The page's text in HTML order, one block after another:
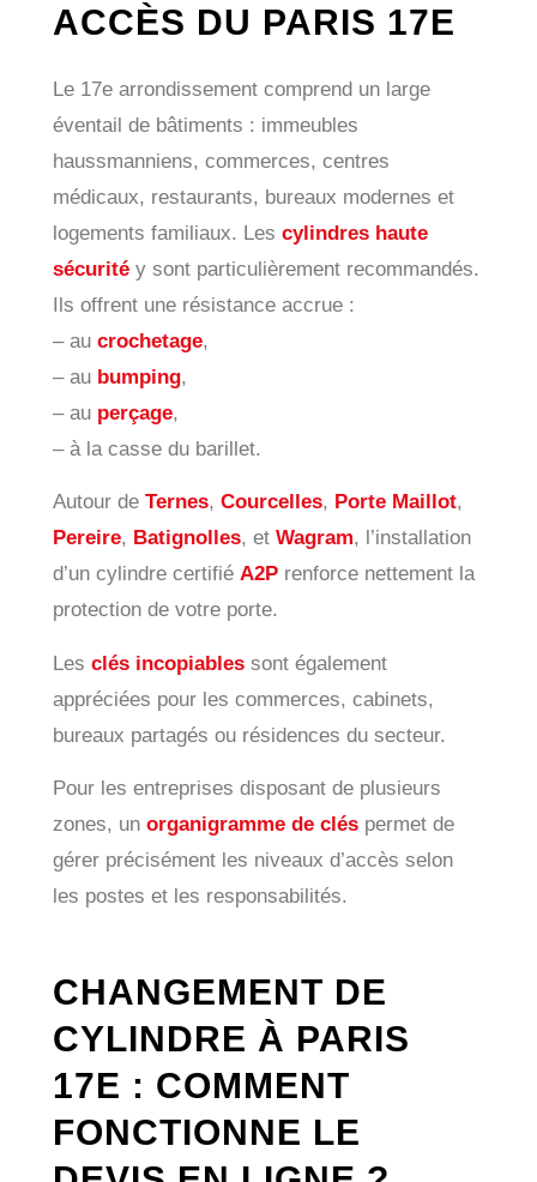
ACCÈS DU PARIS 17E
Le 17e arrondissement comprend un large
éventail de bâtiments : immeubles
haussmanniens, commerces, centres
médicaux, restaurants, bureaux modernes et
logements familiaux. Les cylindres haute
sécuritéy sont particulièrement recommandés.
Ils offrent une résistance accrue :
– au crochetage,
– au bumping,
– au perçage,
– à la casse du barillet.
Autour de Ternes, Courcelles, Porte Maillot,
Pereire, Batignolles, et Wagram, l’installation
d’un cylindre certifié A2Prenforce nettement la
protection de votre porte.
Les clés incopiablessont également
appréciées pour les commerces, cabinets,
bureaux partagés ou résidences du secteur.
Pour les entreprises disposant de plusieurs
zones, un organigramme de cléspermet de
gérer précisément les niveaux d’accès selon
les postes et les responsabilités.
CHANGEMENT DE
CYLINDRE À PARIS
17E : COMMENT
FONCTIONNE LE